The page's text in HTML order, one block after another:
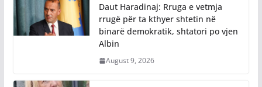
Daut Haradinaj: Rruga e vetmja
rrugë për ta kthyer shtetin në
binarë demokratik, shtatori po vjen
Albin
August 9, 2026